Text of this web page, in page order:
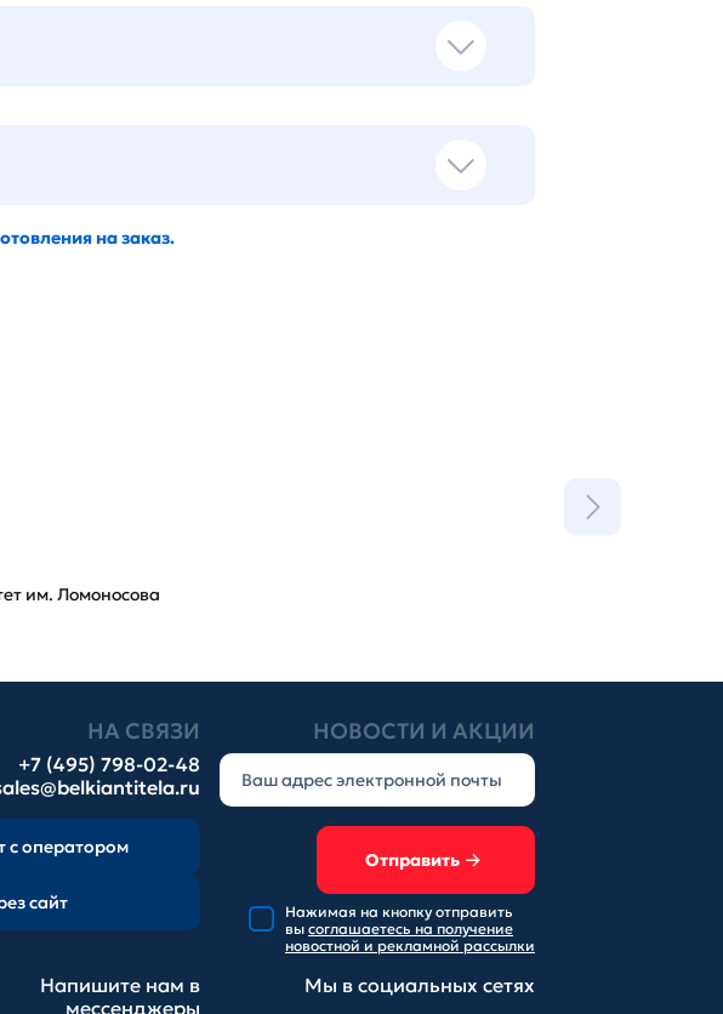
на заказ.
им. Ломоносова
НА СВЯЗИ
+7 (495) 798-02-48
НОВОСТИ И АКЦИИ
Отправить
Нажимая на кнопку отправить
вы соглашаетесь на получение
новостной и рекламной рассылки
с оператором
сайт
Напишите нам в
мессенджеры
Мы в социальных сетях